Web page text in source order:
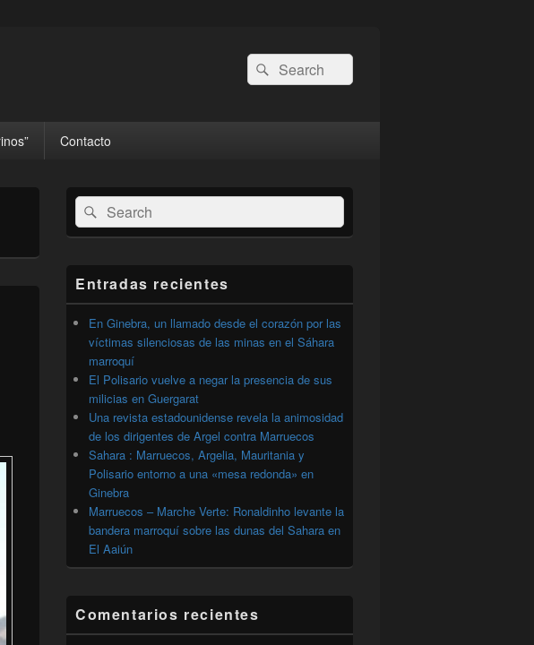
Buscar
por:
Buscar
Contacto
El
área
de
widget
lateral
primaria
Buscar
por:
Buscar
Entradas recientes
En Ginebra, un llamado desde el corazón por las
víctimas silenciosas de las minas en el Sáhara
marroquí
El Polisario vuelve a negar la presencia de sus
milicias en Guergarat
Una revista estadounidense revela la animosidad
de los dirigentes de Argel contra Marruecos
Sahara : Marruecos, Argelia, Mauritania y
Polisario entorno a una «mesa redonda» en
Ginebra
Marruecos – Marche Verte: Ronaldinho levante la
bandera marroquí sobre las dunas del Sahara en
El Aaiún
Comentarios recientes